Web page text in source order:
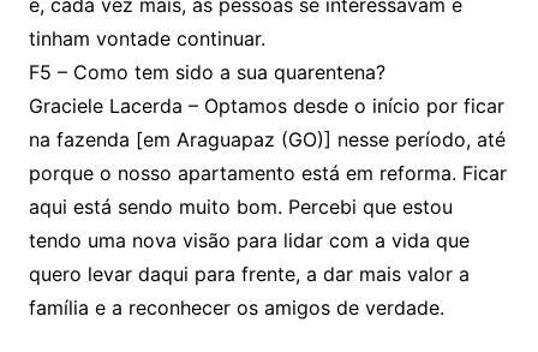
e, cada vez mais, as pessoas se interessavam e
tinham vontade continuar.
F5 – Como tem sido a sua quarentena?
Graciele Lacerda – Optamos desde o início por ficar
na fazenda [em Araguapaz (GO)] nesse período, até
porque o nosso apartamento está em reforma. Ficar
aqui está sendo muito bom. Percebi que estou
tendo uma nova visão para lidar com a vida que
quero levar daqui para frente, a dar mais valor a
família e a reconhecer os amigos de verdade.